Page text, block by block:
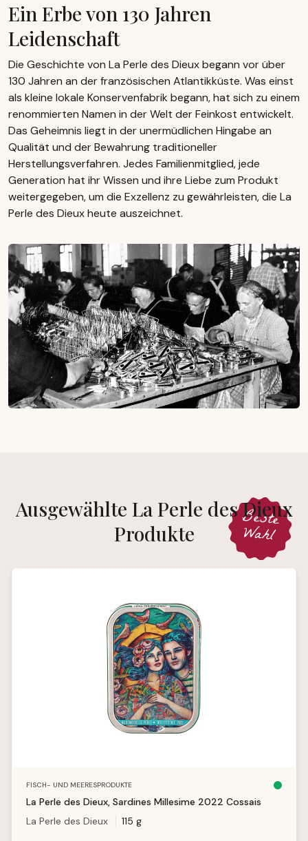
Ein Erbe von 130 Jahren
Leidenschaft
Die Geschichte von La Perle des Dieux begann vor über
130 Jahren an der französischen Atlantikküste. Was einst
als kleine lokale Konservenfabrik begann, hat sich zu einem
renommierten Namen in der Welt der Feinkost entwickelt.
Das Geheimnis liegt in der unermüdlichen Hingabe an
Qualität und der Bewahrung traditioneller
Herstellungsverfahren. Jedes Familienmitglied, jede
Generation hat ihr Wissen und ihre Liebe zum Produkt
weitergegeben, um die Exzellenz zu gewährleisten, die La
Perle des Dieux heute auszeichnet.
Beste
Wahl
Ausgewählte La Perle des Dieux
Produkte
FISCH- UND MEERESPRODUKTE
La Perle des Dieux, Sardines Millesime 2022 Cossais
La Perle des Dieux
115 g